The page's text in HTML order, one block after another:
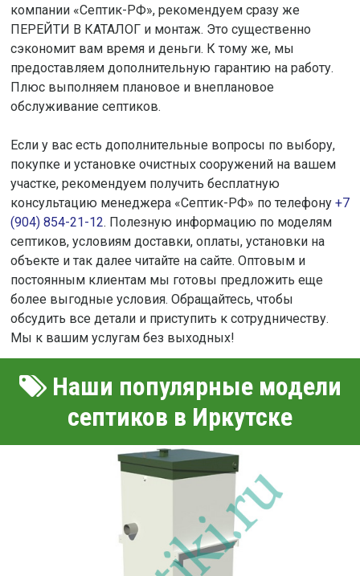
компании «Септик-РФ», рекомендуем сразу же
ПЕРЕЙТИ В КАТАЛОГ и монтаж. Это существенно
сэкономит вам время и деньги. К тому же, мы
предоставляем дополнительную гарантию на работу.
Плюс выполняем плановое и внеплановое
обслуживание септиков.
Если у вас есть дополнительные вопросы по выбору,
покупке и установке очистных сооружений на вашем
участке, рекомендуем получить бесплатную
консультацию менеджера «Септик-РФ» по телефону +7
(904) 854-21-12. Полезную информацию по моделям
септиков, условиям доставки, оплаты, установки на
объекте и так далее читайте на сайте. Оптовым и
постоянным клиентам мы готовы предложить еще
более выгодные условия. Обращайтесь, чтобы
обсудить все детали и приступить к сотрудничеству.
Мы к вашим услугам без выходных!
Наши популярные модели
септиков в Иркутске